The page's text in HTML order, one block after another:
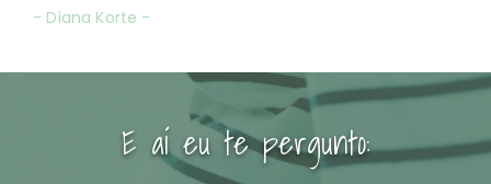
- Diana Korte -
E aí eu te pergunto: